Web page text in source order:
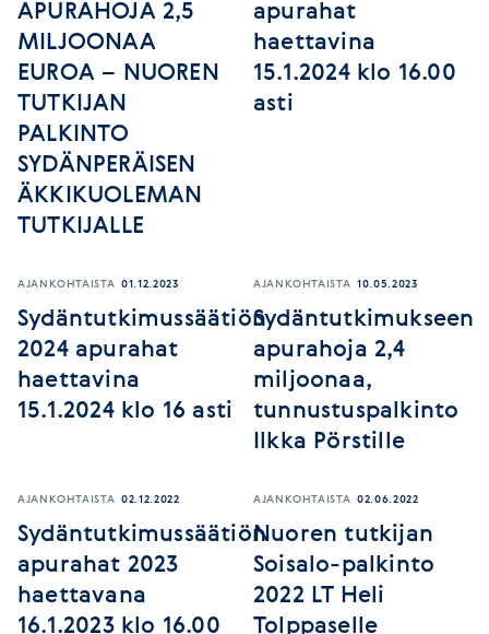
APURAHOJA 2,5
MILJOONAA
EUROA – NUOREN
TUTKIJAN
PALKINTO
SYDÄNPERÄISEN
ÄKKIKUOLEMAN
TUTKIJALLE
apurahat
haettavina
15.1.2024 klo 16.00
asti
AJANKOHTAISTA 01.12.2023
Sydäntutkimussäätiön
2024 apurahat
haettavina
15.1.2024 klo 16 asti
AJANKOHTAISTA 10.05.2023
Sydäntutkimukseen
apurahoja 2,4
miljoonaa,
tunnustuspalkinto
Ilkka Pörstille
AJANKOHTAISTA 02.12.2022
Sydäntutkimussäätiön
apurahat 2023
haettavana
16.1.2023 klo 16.00
AJANKOHTAISTA 02.06.2022
Nuoren tutkijan
Soisalo-palkinto
2022 LT Heli
Tolppaselle